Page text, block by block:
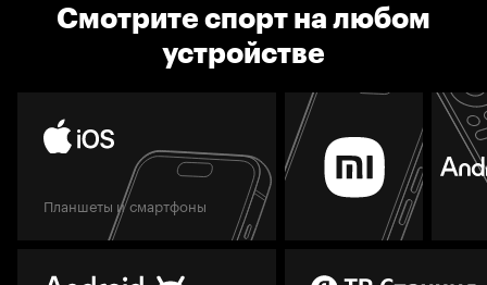
Смотрите спорт на любом
устройстве
Планшеты и смартфоны